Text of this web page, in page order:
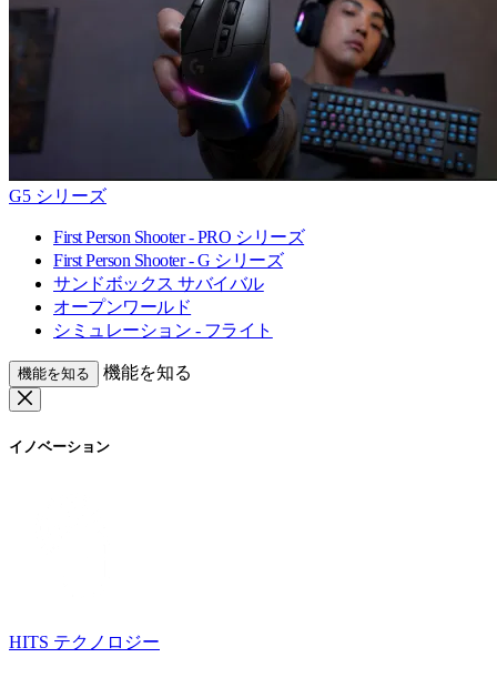
G5 シリーズ
First Person Shooter - PRO シリーズ
First Person Shooter - G シリーズ
サンドボックス サバイバル
オープンワールド
シミュレーション - フライト
機能を知る 機能を知る
イノベーション
HITS テクノロジー